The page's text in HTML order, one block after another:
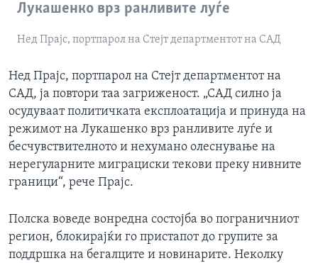
Лукашенко врз ранливите луѓе
Нед Прајс, портпарол на Стејт департментот на САД
Нед Прајс, портпарол на Стејт департментот на
САД, ја повтори таа загриженост. „САД силно ја
осудуваат политичката експлоатација и принуда на
режимот на Лукашенко врз ранливите луѓе и
бесчувствителното и нехумано олеснување на
нерегуларните миграциски текови преку нивните
граници“, рече Прајс.
Полска воведе вонредна состојба во пограничниот
регион, блокирајќи го пристапот до групите за
поддршка на бегалците и новинарите. Неколку